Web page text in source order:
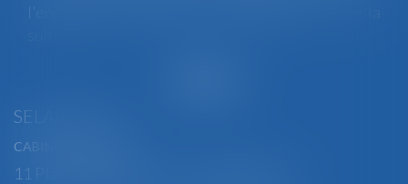
l'encontre des femmes et des enfants...
SELARL BGBJ
CABINET PRINCIPAL
11 Place Edmond Henry - 88000 ÉPINAL